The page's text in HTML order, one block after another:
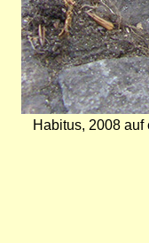
Habitus, 2008